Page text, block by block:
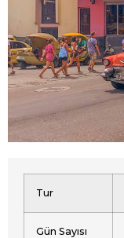
Tur
Gün Sayısı